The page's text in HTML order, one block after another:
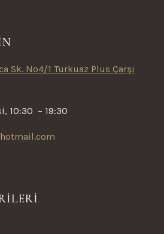
Sk. No4/1 Turkuaz Plus Çarşı
10:30 – 19:30